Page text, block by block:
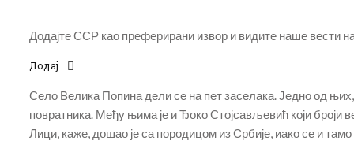
Додајте ССР као преферирани извор и видите наше вести
Додај
Село Велика Попина дели се на пет заселака. Једно од
повратника. Међу њима је и Ђоко Стојсављевић који броји
Лици, каже, дошао је са породицом из Србије, иако се и